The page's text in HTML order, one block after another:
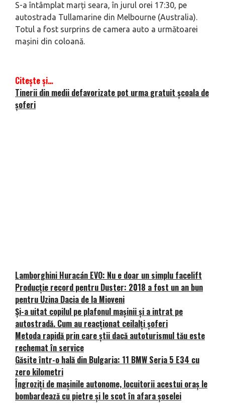
S-a întâmplat marți seara, în jurul orei 17:30, pe
autostrada Tullamarine din Melbourne (Australia).
Totul a fost surprins de camera auto a următoarei
mașini din coloană.
Citește și…
Tinerii din medii defavorizate pot urma gratuit școala de
șoferi
Lamborghini Huracán EVO: Nu e doar un simplu facelift
Producție record pentru Duster: 2018 a fost un an bun
pentru Uzina Dacia de la Mioveni
Și-a uitat copilul pe plafonul mașinii și a intrat pe
autostradă. Cum au reacționat ceilalți șoferi
Metoda rapidă prin care știi dacă autoturismul tău este
rechemat în service
Găsite într-o hală din Bulgaria: 11 BMW Seria 5 E34 cu
zero kilometri
Îngroziți de mașinile autonome, locuitorii acestui oraș le
bombardează cu pietre și le scot în afara șoselei